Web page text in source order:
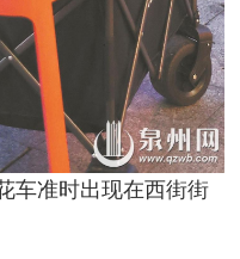
车准时出现在西街街